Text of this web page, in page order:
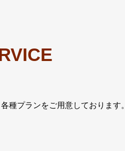
種プランをご用意しております